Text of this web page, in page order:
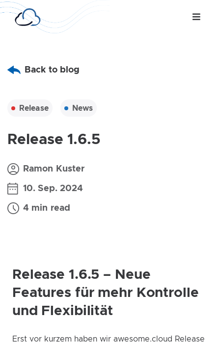
Back to blog
Release News
Release 1.6.5
Ramon Kuster
10. Sep. 2024
4 min read
Release 1.6.5 – Neue
Features für mehr Kontrolle
und Flexibilität
Erst vor kurzem haben wir awesome.cloud Release